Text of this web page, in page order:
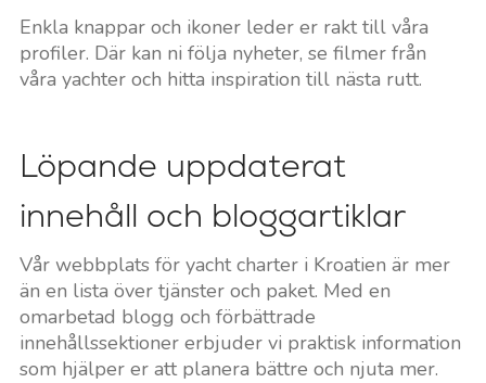
Enkla knappar och ikoner leder er rakt till våra
profiler. Där kan ni följa nyheter, se filmer från
våra yachter och hitta inspiration till nästa rutt.
Löpande uppdaterat
innehåll och bloggartiklar
Vår webbplats för yacht charter i Kroatien är mer
än en lista över tjänster och paket. Med en
omarbetad blogg och förbättrade
innehållssektioner erbjuder vi praktisk information
som hjälper er att planera bättre och njuta mer.